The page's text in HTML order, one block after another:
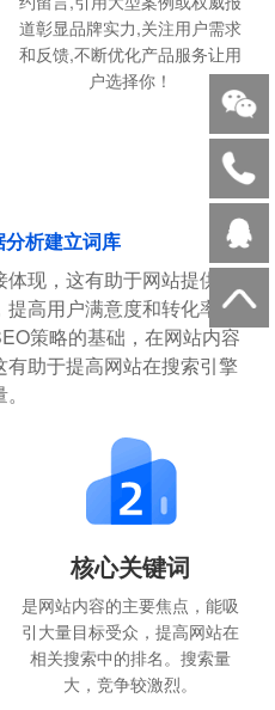
道彰显品牌实力,关注用户需求
和反馈,不断优化产品服务让用
户选择你！
析建立词库
现，这有助于网站提供更
高用户满意度和转化率。
策略的基础，在网站内容
助于提高网站在搜索引擎
核心关键词
是网站内容的主要焦点，能吸
引大量目标受众，提高网站在
相关搜索中的排名。搜索量
大，竞争较激烈。